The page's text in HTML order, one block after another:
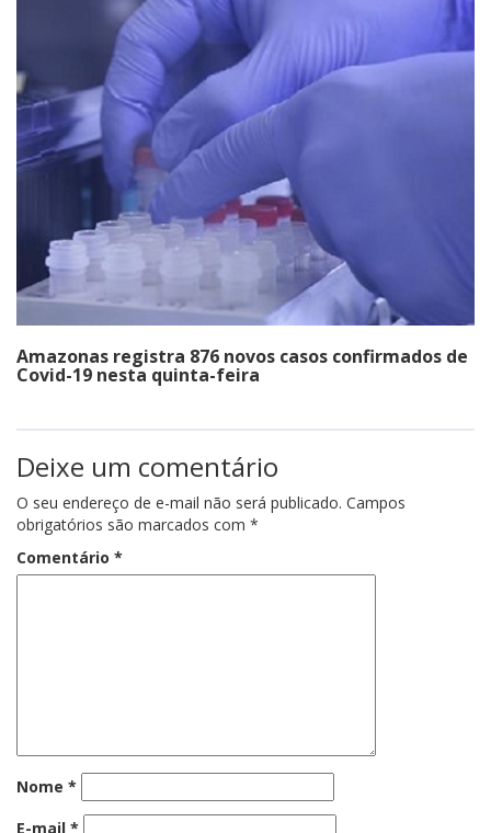
Amazonas registra 876 novos casos confirmados de
Covid-19 nesta quinta-feira
Deixe um comentário
O seu endereço de e-mail não será publicado. Campos
obrigatórios são marcados com *
Comentário *
Nome *
E-mail *